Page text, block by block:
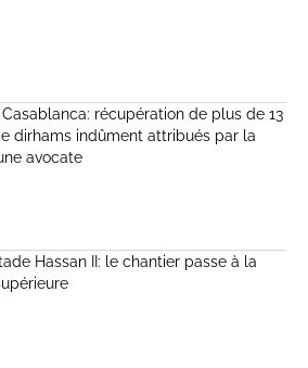
Casablanca: récupération de plus de 13
dirhams indûment attribués par la
avocate
Hassan II: le chantier passe à la